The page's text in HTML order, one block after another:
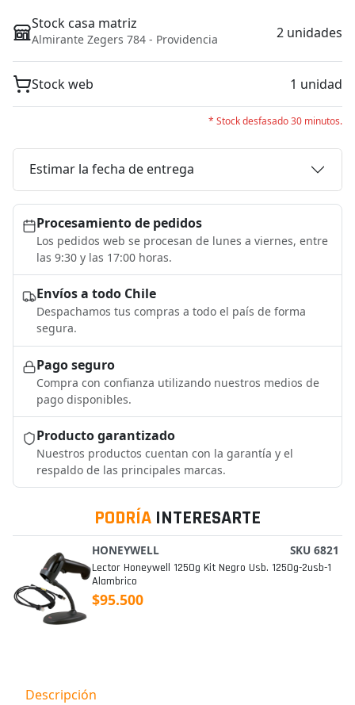
Stock casa matriz
Almirante Zegers 784 - Providencia 2 unidades
Stock web 1 unidad
* Stock desfasado 30 minutos.
Estimar la fecha de entrega
Procesamiento de pedidos
Los pedidos web se procesan de lunes a viernes, entre
las 9:30 y las 17:00 horas.
Envíos a todo Chile
Despachamos tus compras a todo el país de forma
segura.
Pago seguro
Compra con confianza utilizando nuestros medios de
pago disponibles.
Producto garantizado
Nuestros productos cuentan con la garantía y el
respaldo de las principales marcas.
PODRÍA INTERESARTE
HONEYWELL SKU 6821
Lector Honeywell 1250g Kit Negro Usb. 1250g-2usb-1
Alambrico
$95.500
Descripción